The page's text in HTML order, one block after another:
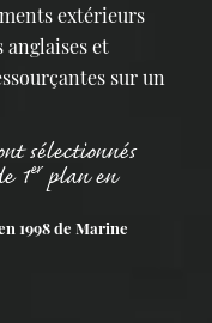
extérieurs
anglaises et
sur un
sélectionnés
1erplan en
1998 de Marine